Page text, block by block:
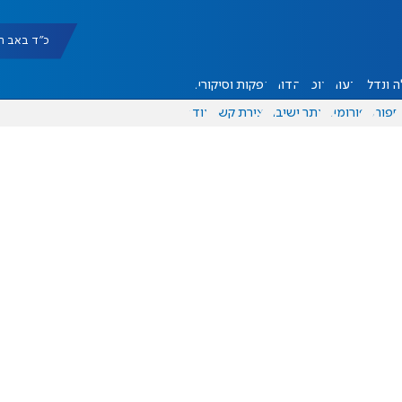
כ"ד באב תשפ"ו
ונדל"ן דעות אוכל יהדות הפקות וסיקורים
ספורט פורומים אתר ישיבה יצירת קשר עוד